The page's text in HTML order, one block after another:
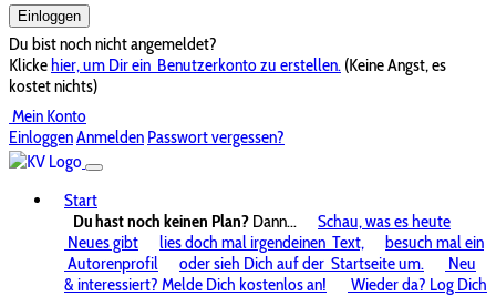
Einloggen
Du bist noch nicht angemeldet?
Klickehier, um Dir ein Benutzerkonto zu erstellen. (Keine Angst, es
kostet nichts)
Mein Konto
EinloggenAnmelden Passwort vergessen?
Start
Du hast noch keinen Plan? Dann...
Schau, was es heute
Neues gibt
lies doch mal irgendeinen Text,
besuch mal ein
Autorenprofil
oder sieh Dich auf der Startseite um.
Neu
& interessiert? Melde Dich kostenlos an!
Wieder da? Log Dich